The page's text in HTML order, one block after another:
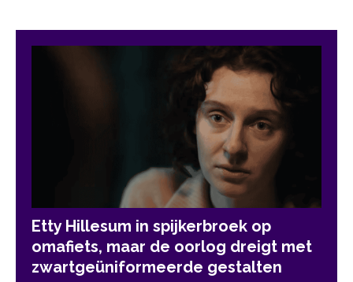
Etty Hillesum in spijkerbroek op
omafiets, maar de oorlog dreigt met
zwartgeüniformeerde gestalten